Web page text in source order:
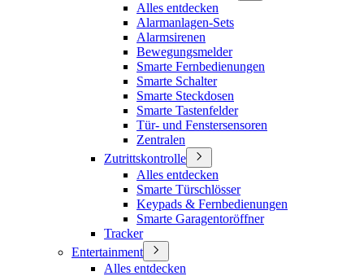
Alles entdecken
Alarmanlagen-Sets
Alarmsirenen
Bewegungsmelder
Smarte Fernbedienungen
Smarte Schalter
Smarte Steckdosen
Smarte Tastenfelder
Tür- und Fenstersensoren
Zentralen
Zutrittskontrolle
Alles entdecken
Smarte Türschlösser
Keypads & Fernbedienungen
Smarte Garagentoröffner
Tracker
Entertainment
Alles entdecken